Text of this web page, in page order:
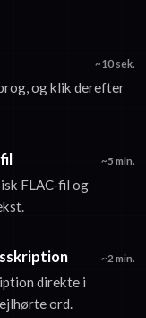
~10 sek.
og klik derefter
~5 min.
FLAC-fil og
~2 min.
direkte i
ord.